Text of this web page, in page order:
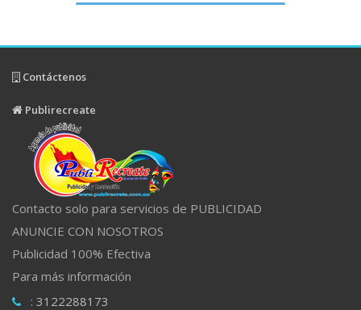
Contáctenos
Publirecreate
Contacto solo para servicios de PUBLICIDAD
ANUNCIE CON NOSOTROS
Publicidad 100% Efectiva
Para más información
: 3122288173